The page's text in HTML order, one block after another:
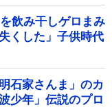
飲み干しゲロまみ
くした」子供時代
石家さんま」のカ
少年」伝説のプロ